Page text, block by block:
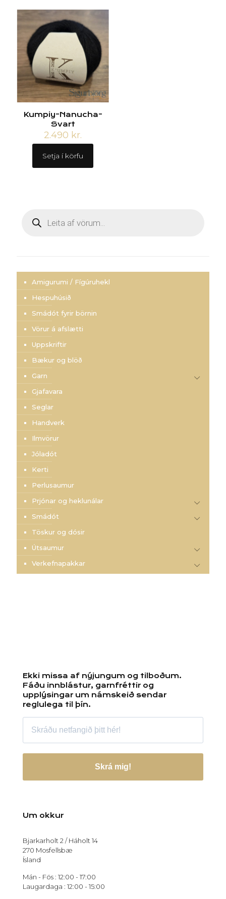
Kumpiy-Nanucha-
Svart
2.490 kr.
Setja í körfu
search
Amigurumi / Fígúruhekl
Hespuhúsið
Smádót fyrir börnin
Vörur á afslætti
Uppskriftir
Bækur og blöð
Garn
Gjafavara
Seglar
Handverk
Ilmvörur
Jóladót
Kerti
Perlusaumur
Prjónar og heklunálar
Smádót
Töskur og dósir
Útsaumur
Verkefnapakkar
Ekki missa af nýjungum og tilboðum.
Fáðu innblástur, garnfréttir og
upplýsingar um námskeið sendar
reglulega til þín.
Skrá mig!
Um okkur
Bjarkarholt 2 / Háholt 14
270 Mosfellsbæ
Ísland
Mán - Fös : 12:00 - 17:00
Laugardaga : 12:00 - 15:00